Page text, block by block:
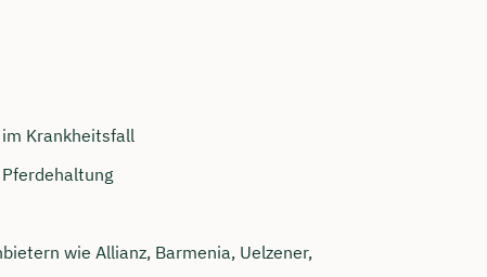
im Krankheitsfall
wie Allianz, Barmenia, Uelzener,